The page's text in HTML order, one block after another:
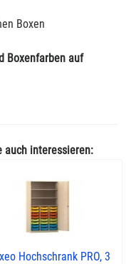
Boxen
Boxenfarben auf
auch interessieren:
Hochschrank PRO, 3